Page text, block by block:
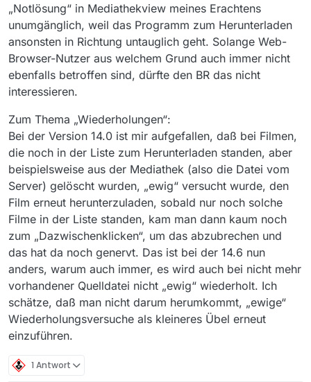
„Notlösung“ in Mediathekview meines Erachtens
unumgänglich, weil das Programm zum Herunterladen
ansonsten in Richtung untauglich geht. Solange Web-
Browser-Nutzer aus welchem Grund auch immer nicht
ebenfalls betroffen sind, dürfte den BR das nicht
interessieren.
Zum Thema „Wiederholungen“:
Bei der Version 14.0 ist mir aufgefallen, daß bei Filmen,
die noch in der Liste zum Herunterladen standen, aber
beispielsweise aus der Mediathek (also die Datei vom
Server) gelöscht wurden, „ewig“ versucht wurde, den
Film erneut herunterzuladen, sobald nur noch solche
Filme in der Liste standen, kam man dann kaum noch
zum „Dazwischenklicken“, um das abzubrechen und
das hat da noch genervt. Das ist bei der 14.6 nun
anders, warum auch immer, es wird auch bei nicht mehr
vorhandener Quelldatei nicht „ewig“ wiederholt. Ich
schätze, daß man nicht darum herumkommt, „ewige“
Wiederholungsversuche als kleineres Übel erneut
einzuführen.
1 Antwort